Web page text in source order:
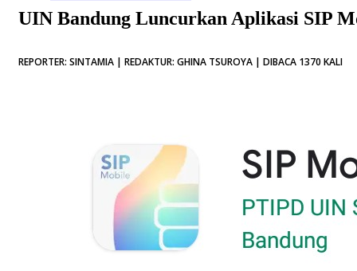
UIN Bandung Luncurkan Aplikasi SIP
REPORTER: SINTAMIA | REDAKTUR: GHINA TSUROYA | DIBACA 1370 KALI